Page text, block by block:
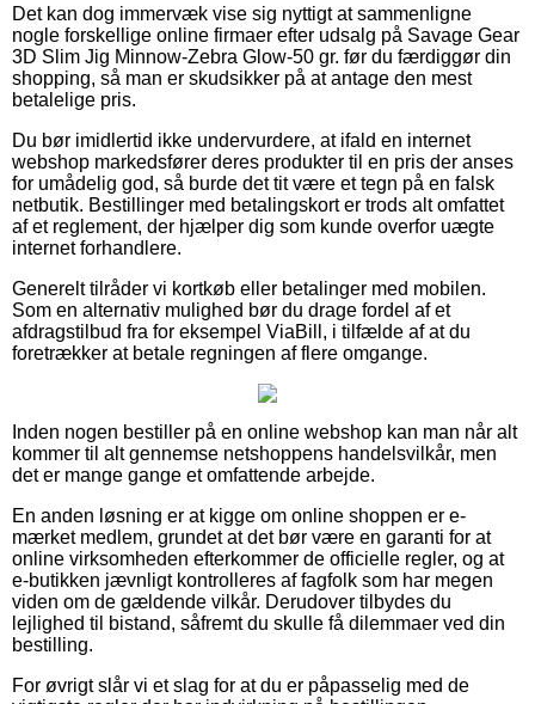
Det kan dog immervæk vise sig nyttigt at sammenligne
nogle forskellige online firmaer efter udsalg på Savage Gear
3D Slim Jig Minnow-Zebra Glow-50 gr. før du færdiggør din
shopping, så man er skudsikker på at antage den mest
betalelige pris.
Du bør imidlertid ikke undervurdere, at ifald en internet
webshop markedsfører deres produkter til en pris der anses
for umådelig god, så burde det tit være et tegn på en falsk
netbutik. Bestillinger med betalingskort er trods alt omfattet
af et reglement, der hjælper dig som kunde overfor uægte
internet forhandlere.
Generelt tilråder vi kortkøb eller betalinger med mobilen.
Som en alternativ mulighed bør du drage fordel af et
afdragstilbud fra for eksempel ViaBill, i tilfælde af at du
foretrækker at betale regningen af flere omgange.
Inden nogen bestiller på en online webshop kan man når alt
kommer til alt gennemse netshoppens handelsvilkår, men
det er mange gange et omfattende arbejde.
En anden løsning er at kigge om online shoppen er e-
mærket medlem, grundet at det bør være en garanti for at
online virksomheden efterkommer de officielle regler, og at
e-butikken jævnligt kontrolleres af fagfolk som har megen
viden om de gældende vilkår. Derudover tilbydes du
lejlighed til bistand, såfremt du skulle få dilemmaer ved din
bestilling.
For øvrigt slår vi et slag for at du er påpasselig med de